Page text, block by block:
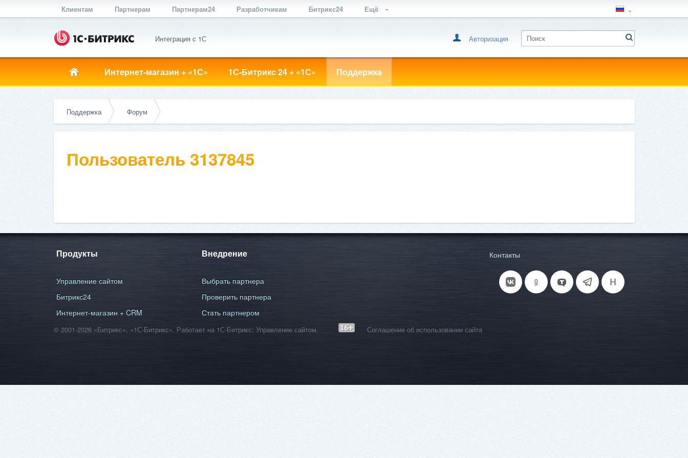
Клиентам Партнерам Партнерам24 Разработчикам Битрикс24 Ещё
Интеграция с 1С Авторизация
Интернет-магазин + «1С» 1С-Битрикс 24 + «1С» Поддержка
Поддержка Форум
Пользователь 3137845
Продукты
Управление сайтом
Битрикс24
Интернет-магазин + CRM
Внедрение
Выбрать партнера
Проверить партнера
Стать партнером
Контакты
© 2001-2026 «Битрикс», «1С-Битрикс». Работает на 1С-Битрикс: Управление сайтом. Соглашение об использовании сайта